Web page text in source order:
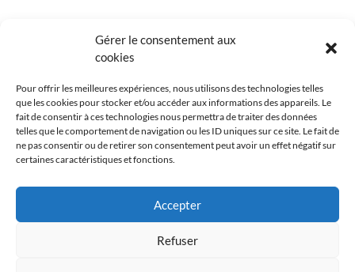
Gérer le consentement aux
cookies
Pour offrir les meilleures expériences, nous utilisons des technologies telles
que les cookies pour stocker et/ou accéder aux informations des appareils. Le
fait de consentir à ces technologies nous permettra de traiter des données
telles que le comportement de navigation ou les ID uniques sur ce site. Le fait de
ne pas consentir ou de retirer son consentement peut avoir un effet négatif sur
certaines caractéristiques et fonctions.
Accepter
Refuser
Politique de cookies (UE)